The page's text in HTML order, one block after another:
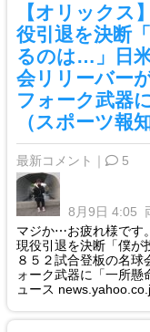
【オリックス
役引退を決断
るのは…」日
会リリーバー
フォーク武器
（スポーツ報
最新コメント｜ 5
8月9日 4:05
マジか⋯お疲れ様です
現役引退を決断「僕
８５２試合登板の名
ォーク武器に「一所懸
ュース